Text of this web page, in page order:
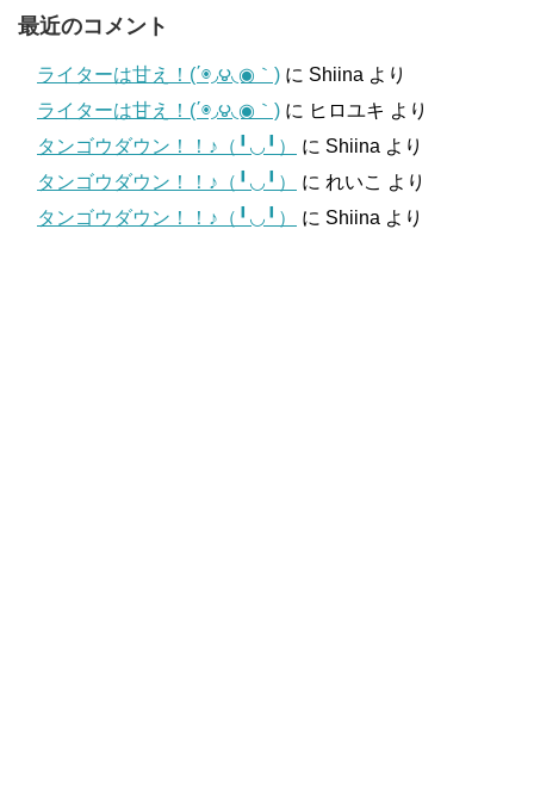
最近のコメント
ライターは甘え！(΄◉◞౪◟◉｀) に Shiina より
ライターは甘え！(΄◉◞౪◟◉｀) に ヒロユキ より
タンゴウダウン！！♪（╹◡╹）
に Shiina より
タンゴウダウン！！♪（╹◡╹）
に れいこ より
タンゴウダウン！！♪（╹◡╹）
に Shiina より